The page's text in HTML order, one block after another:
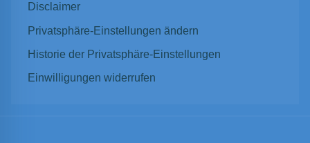
Disclaimer
Privatsphäre-Einstellungen ändern
Historie der Privatsphäre-Einstellungen
Einwilligungen widerrufen